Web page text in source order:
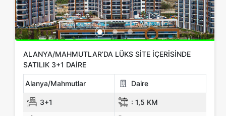
Daha Fazla Konum Göster
Oda Türü
Yok 1+0 1+1 2+1 3+1 4+1 5+1 6+1 3+2
4+2 5+2
ALANYA/MAHMUTLAR’DA LÜKS SITE İÇERISINDE
SATILIK 3+1 DAIRE
Alanya/Mahmutlar Daire
3+1 : 1,5 KM